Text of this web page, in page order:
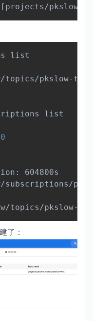
[ projects/pkslow/
list
topics/pkslow-test
list
604800s
subscriptions/
了：